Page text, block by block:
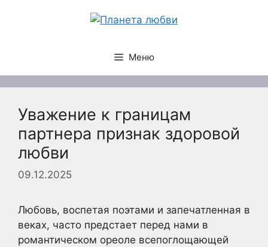
Меню
Уважение к границам
партнера признак здоровой
любви
09.12.2025
Любовь, воспетая поэтами и запечатленная в
веках, часто предстает перед нами в
романтическом ореоле всепоглощающей